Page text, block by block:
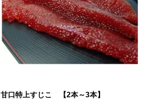
甘口特上すじこ 【2本～3本】